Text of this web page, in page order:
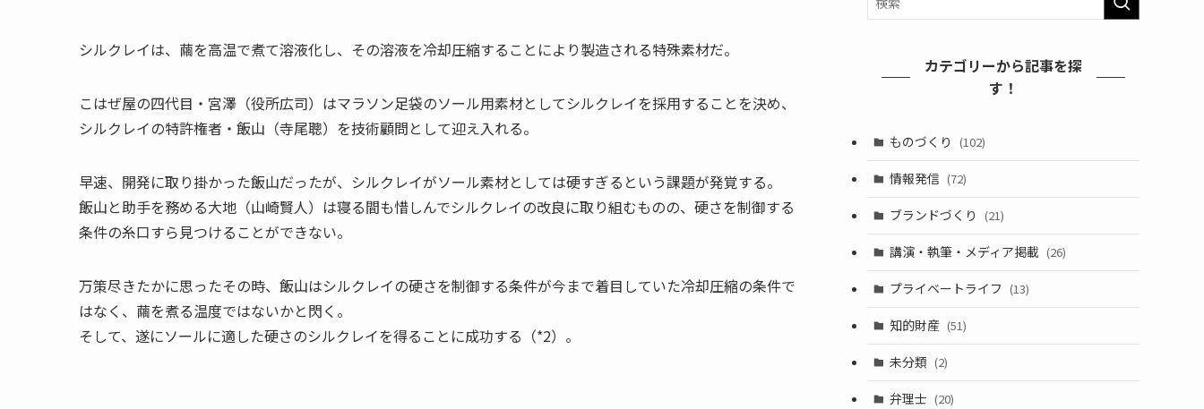
シルクレイは、繭を高温で煮て溶液化し、その溶液を冷却圧縮することにより製造される特殊素材だ。
こはぜ屋の四代目・宮澤（役所広司）はマラソン足袋のソール用素材としてシルクレイを採用することを決め、
シルクレイの特許権者・飯山（寺尾聰）を技術顧問として迎え入れる。
早速、開発に取り掛かった飯山だったが、シルクレイがソール素材としては硬すぎるという課題が発覚する。
飯山と助手を務める大地（山崎賢人）は寝る間も惜しんでシルクレイの改良に取り組むものの、硬さを制御する
条件の糸口すら見つけることができない。
万策尽きたかに思ったその時、飯山はシルクレイの硬さを制御する条件が今まで着目していた冷却圧縮の条件で
はなく、繭を煮る温度ではないかと閃く。
そして、遂にソールに適した硬さのシルクレイを得ることに成功する（*2）。
カテゴリーから記事を探
す！
ものづくり (102)
情報発信 (72)
ブランドづくり (21)
講演・執筆・メディア掲載 (26)
プライベートライフ (13)
知的財産 (51)
未分類 (2)
弁理士 (20)